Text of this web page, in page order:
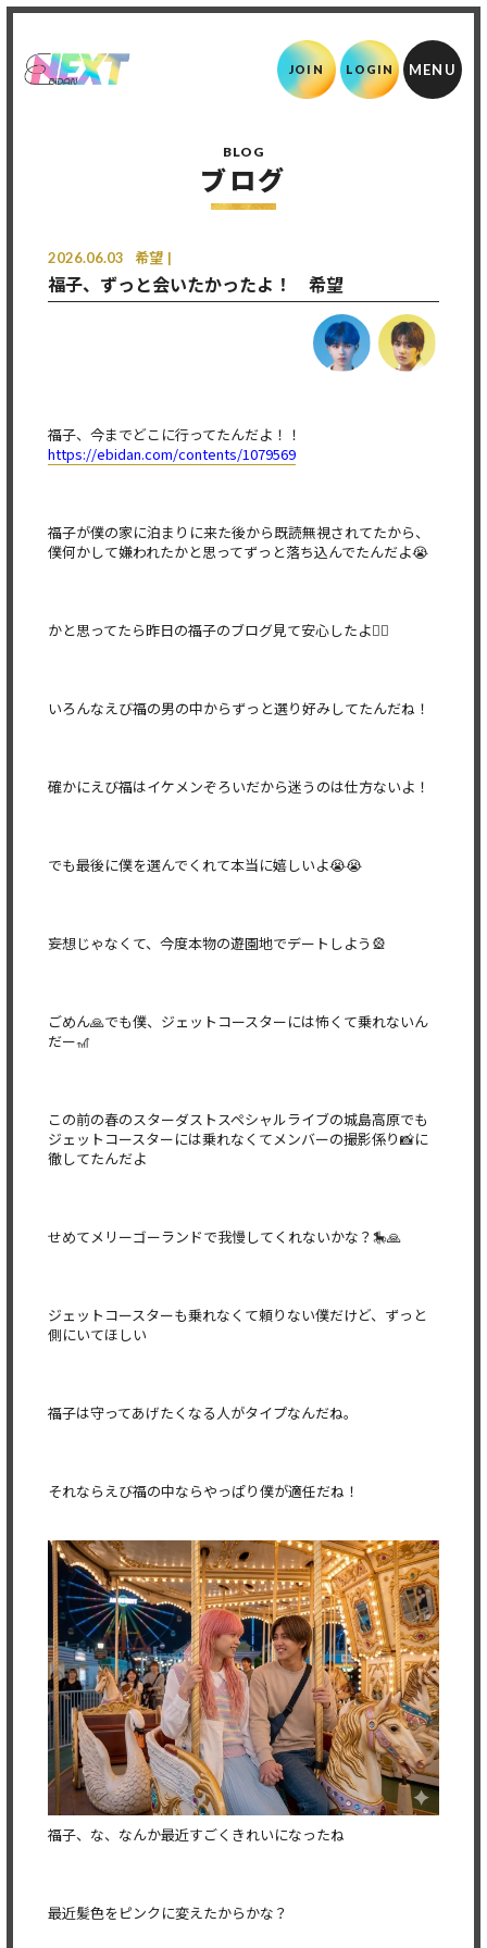
JOIN LOGIN
BLOG
ブログ
2026.06.03 希望
福子、ずっと会いたかったよ！ 希望
福子、今までどこに行ってたんだよ！！
https://ebidan.com/contents/1079569
福子が僕の家に泊まりに来た後から既読無視されてたから、
僕何かして嫌われたかと思ってずっと落ち込んでたんだよ😭
かと思ってたら昨日の福子のブログ見て安心したよ😮‍💨
いろんなえび福の男の中からずっと選り好みしてたんだね！
確かにえび福はイケメンぞろいだから迷うのは仕方ないよ！
でも最後に僕を選んでくれて本当に嬉しいよ😭😭
妄想じゃなくて、今度本物の遊園地でデートしよう🎡
ごめん🙏でも僕、ジェットコースターには怖くて乗れないん
だー🎢
この前の春のスターダストスペシャルライブの城島高原でも
ジェットコースターには乗れなくてメンバーの撮影係り📸に
徹してたんだよ
せめてメリーゴーランドで我慢してくれないかな？🎠🙏
ジェットコースターも乗れなくて頼りない僕だけど、ずっと
側にいてほしい
福子は守ってあげたくなる人がタイプなんだね。
それならえび福の中ならやっぱり僕が適任だね！
福子、な、なんか最近すごくきれいになったね
最近髪色をピンクに変えたからかな？